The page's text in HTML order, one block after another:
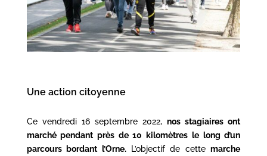
Une action citoyenne
Ce vendredi 16 septembre 2022,nos stagiaires ont
marché pendant près de 10 kilomètres le long d’un
parcours bordant l’Orne.L’objectif de cettemarche